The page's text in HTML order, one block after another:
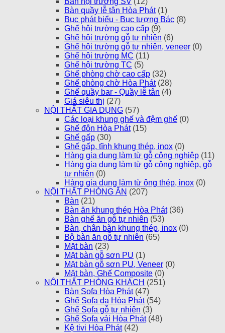
Bàn quầy lễ tân Hòa Phát (1)
Bục phát biểu - Bục tượng Bác (8)
Ghế hội trường cao cấp (9)
Ghế hội trường gỗ tự nhiên (6)
Ghế hội trường gỗ tự nhiên, veneer (0)
Ghế hội trường MC (11)
Ghế hội trường TC (5)
Ghế phòng chờ cao cấp (32)
Ghế phòng chờ Hòa Phát (28)
Ghế quầy bar - Quầy lễ tân (4)
Giá siêu thị (27)
NỘI THẤT GIA DỤNG (57)
Các loại khung ghế và đệm ghế (0)
Ghế đôn Hòa Phát (15)
Ghế gấp (30)
Ghế gấp, tĩnh khung thép, inox (0)
Hàng gia dụng làm từ gỗ công nghiệp (11)
Hàng gia dụng làm từ gỗ công nghiệp, gỗ
tự nhiên (0)
Hàng gia dụng làm từ ông thép, inox (0)
NỘI THẤT PHÒNG ĂN (207)
Bàn (21)
Bàn ăn khung thép Hòa Phát (36)
Bàn ghế ăn gỗ tự nhiên (53)
Bàn, chân bàn khung thép, inox (0)
Bộ bàn ăn gỗ tự nhiên (65)
Mặt bàn (23)
Mặt bàn gỗ sơn PU (1)
Mặt bàn gỗ sơn PU, Veneer (0)
Mặt bàn, Ghế Composite (0)
NỘI THẤT PHÒNG KHÁCH (251)
Bàn Sofa Hòa Phát (47)
Ghế Sofa da Hòa Phát (54)
Ghế Sofa gỗ tự nhiên (3)
Ghế Sofa vải Hòa Phát (48)
Kệ tivi Hòa Phát (42)